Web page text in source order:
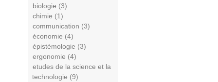
biologie (3)
chimie (1)
communication (3)
économie (4)
épistémologie (3)
ergonomie (4)
etudes de la science et la
technologie (9)